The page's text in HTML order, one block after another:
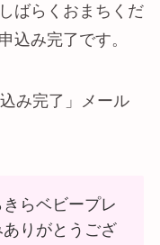
ばらくおまちくだ
込み完了です。
み完了」メール
きらベビープレ
りがとうござ